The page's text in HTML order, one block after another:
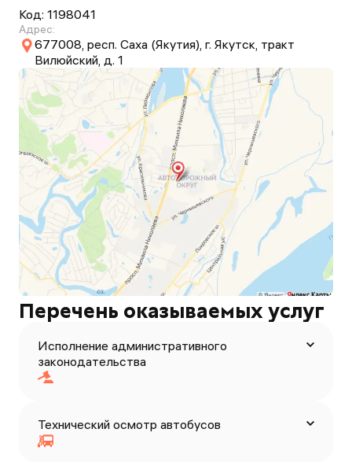
Код: 1198041
Адрес:
677008, респ. Саха (Якутия), г. Якутск, тракт
Вилюйский, д. 1
Перечень оказываемых услуг
Исполнение административного
законодательства
Технический осмотр автобусов